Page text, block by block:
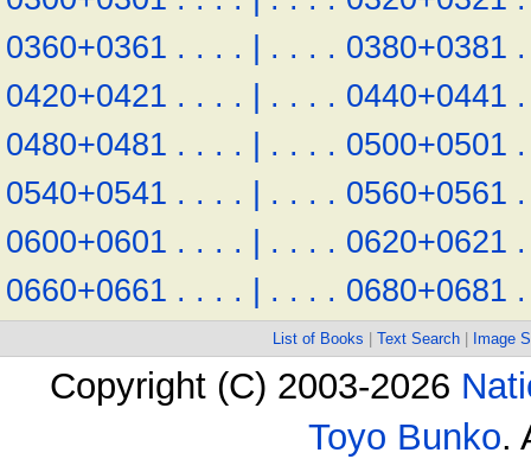
0360+0361 . . . . | . . . . 0380+0381 .
0420+0421 . . . . | . . . . 0440+0441 .
0480+0481 . . . . | . . . . 0500+0501 .
0540+0541 . . . . | . . . . 0560+0561 .
0600+0601 . . . . | . . . . 0620+0621 .
0660+0661 . . . . | . . . . 0680+0681 .
List of Books Text Search Image
Copyright (C) 2003-2026
Toyo Bunko.